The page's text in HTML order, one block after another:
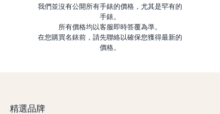
我們並沒有公開所有手錶的價格，尤其是罕有的
手錶。
所有價格均以客服即時答覆為準。
在您購買名錶前，請先聯絡以確保您獲得最新的
價格。
精選品牌